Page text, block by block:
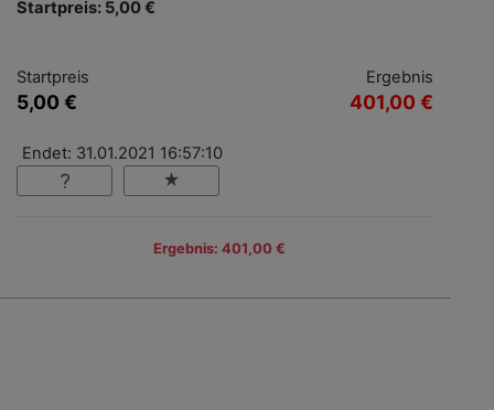
Startpreis: 5,00 €
Startpreis
5,00 €
Ergebnis
401,00 €
Endet: 31.01.2021 16:57:10
Ergebnis: 401,00 €